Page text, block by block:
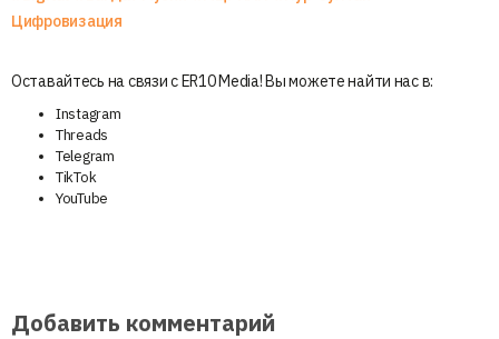
Цифровизация
Оставайтесь на связи с ER10 Media! Вы можете найти нас в:
Instagram
Threads
Telegram
TikTok
YouTube
Добавить комментарий